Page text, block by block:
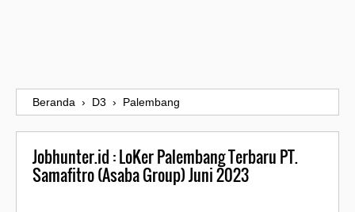
Beranda › D3 › Palembang
Jobhunter.id : LoKer Palembang Terbaru PT.
Samafitro (Asaba Group) Juni 2023